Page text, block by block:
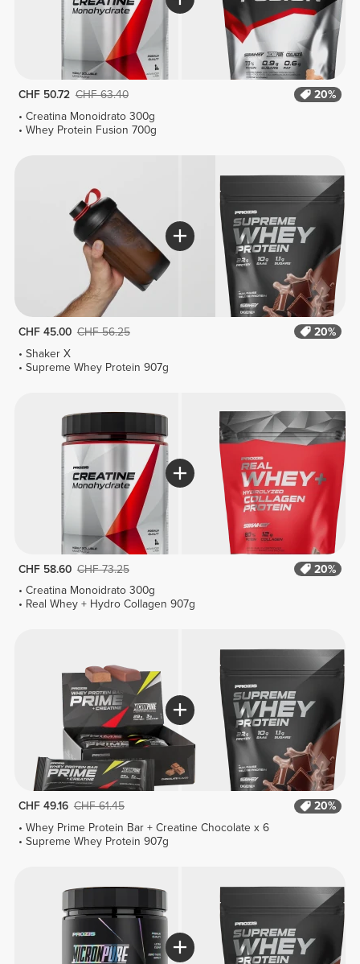
CHF 50.72 CHF 63.40
20%
Creatina Monoidrato 300g
Whey Protein Fusion 700g
CHF 45.00 CHF 56.25
20%
Shaker X
Supreme Whey Protein 907g
CHF 58.60 CHF 73.25
20%
Creatina Monoidrato 300g
Real Whey + Hydro Collagen 907g
CHF 49.16 CHF 61.45
20%
Whey Prime Protein Bar + Creatine Chocolate x 6
Supreme Whey Protein 907g